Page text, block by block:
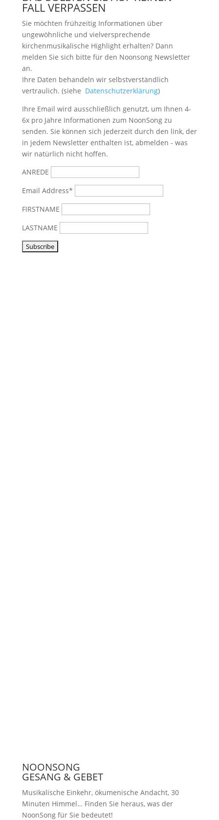
FALL VERPASSEN
Sie möchten frühzeitig Informationen über
ungewöhnliche und vielversprechende
kirchenmusikalische Highlight erhalten? Dann
melden Sie sich bitte für den Noonsong Newsletter
an.
Ihre Daten behandeln wir selbstverständlich
vertraulich. (siehe Datenschutzerklärung)
Ihre Email wird ausschließlich genutzt, um Ihnen 4-
6x pro Jahre Informationen zum NoonSong zu
senden. Sie können sich jederzeit durch den link, der
in jedem Newsletter enthalten ist, abmelden - was
wir natürlich nicht hoffen.
ANREDE
Email Address*
FIRSTNAME
LASTNAME
NOONSONG
GESANG & GEBET
Musikalische Einkehr, ökumenische Andacht, 30
Minuten Himmel… Finden Sie heraus, was der
NoonSong für Sie bedeutet!